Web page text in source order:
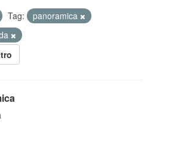
Tag:
panoramica